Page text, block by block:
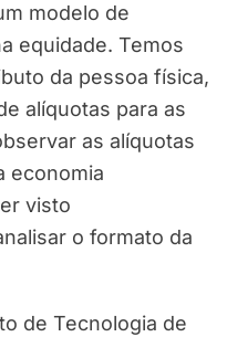
modelo de
equidade. Temos
da pessoa física,
alíquotas para as
as alíquotas
economia
visto
o formato da
de Tecnologia de